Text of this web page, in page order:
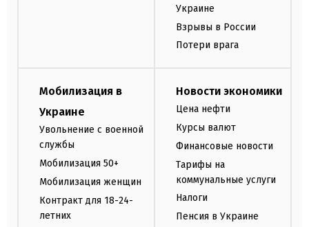
Украине
Взрывы в России
Потери врага
Мобилизация в
Украине
Увольнение с военной
службы
Мобилизация 50+
Мобилизация женщин
Контракт для 18-24-
летних
Новости экономики
Цена нефти
Курсы валют
Финансовые новости
Тарифы на
коммунальные услуги
Налоги
Пенсия в Украине